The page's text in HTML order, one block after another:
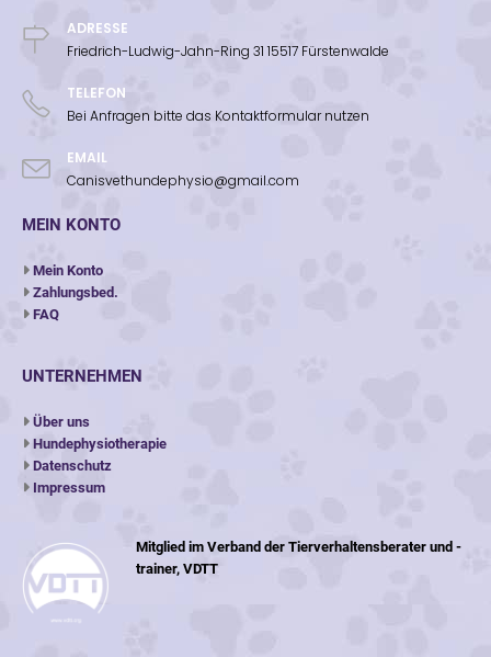
ADRESSE
Friedrich-Ludwig-Jahn-Ring 31 15517 Fürstenwalde
TELEFON
Bei Anfragen bitte das Kontaktformular nutzen
EMAIL
Canisvethundephysio@gmail.com
MEIN KONTO
Mein Konto
Zahlungsbed.
FAQ
UNTERNEHMEN
Über uns
Hundephysiotherapie
Datenschutz
Impressum
Mitglied im Verband der Tierverhaltensberater und -
trainer, VDTT